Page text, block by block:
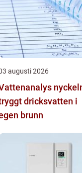
augusti 2026
nyckeln till
dricksvatten i
brunn